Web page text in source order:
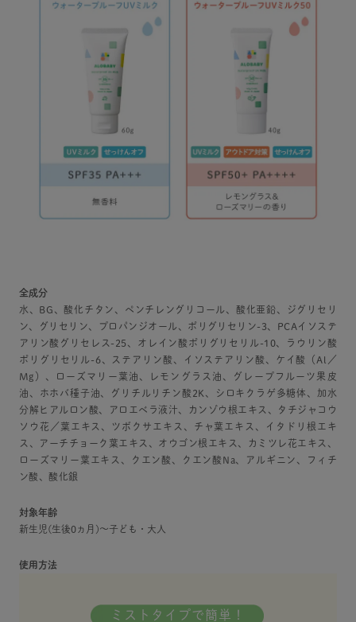
全成分
水、BG、酸化チタン、ペンチレングリコール、酸化亜鉛、ジグリセリ
ン、グリセリン、プロパンジオール、ポリグリセリン-3、PCAイソステ
アリン酸グリセレス-25、オレイン酸ポリグリセリル-10、ラウリン酸
ポリグリセリル-6、ステアリン酸、イソステアリン酸、ケイ酸（Al／
Mg）、ローズマリー葉油、レモングラス油、グレープフルーツ果皮
油、ホホバ種子油、グリチルリチン酸2K、シロキクラゲ多糖体、加水
分解ヒアルロン酸、アロエベラ液汁、カンゾウ根エキス、タチジャコウ
ソウ花／葉エキス、ツボクサエキス、チャ葉エキス、イタドリ根エキ
ス、アーチチョーク葉エキス、オウゴン根エキス、カミツレ花エキス、
ローズマリー葉エキス、クエン酸、クエン酸Na、アルギニン、フィチ
ン酸、酸化銀
対象年齢
新生児(生後0ヵ月)～子ども・大人
使用方法
ミストタイプで簡単！